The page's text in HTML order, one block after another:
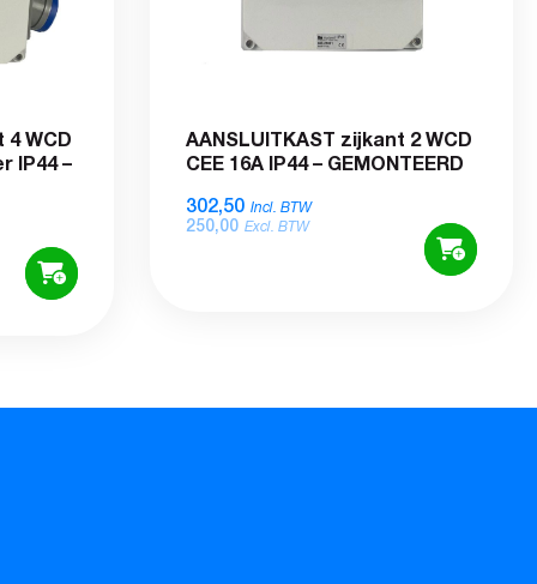
WCD
IP44 –
AANSLUITKAST zijkant 2 WCD
CEE 16A IP44 – GEMONTEERD
302,50 Incl. BTW
250,00 Excl. BTW